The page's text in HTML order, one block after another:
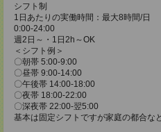
シフト制
1日あたりの実働時間：最大8時間/日
0:00-24:00
週2日～・1日2h～OK
＜シフト例＞
〇朝帯 5:00-9:00
〇昼帯 9:00-14:00
〇午後帯 14:00-18:00
〇夜帯 18:00-22:00
〇深夜帯 22:00-翌5:00
基本は固定シフトですが家庭の都合な